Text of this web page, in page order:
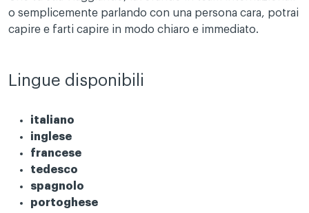
o semplicemente parlando con una persona cara, potrai
capire e farti capire in modo chiaro e immediato.
Lingue disponibili
italiano
inglese
francese
tedesco
spagnolo
portoghese